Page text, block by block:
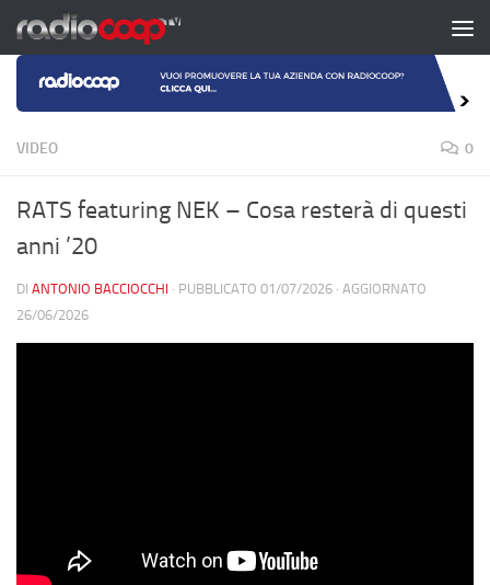
Salta al contenuto
VIDEO 0
RATS featuring NEK – Cosa resterà di questi
anni ’20
DI ANTONIO BACCIOCCHI · PUBBLICATO 01/07/2026 · AGGIORNATO
26/06/2026